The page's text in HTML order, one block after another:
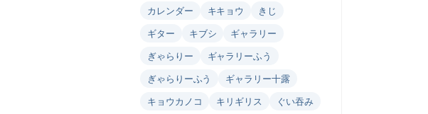
カレンダー
キキョウ
きじ
ギター
キブシ
ギャラリー
ぎゃらりー
ギャラリーふう
ぎゃらりーふう
ギャラリー十露
キョウカノコ
キリギリス
ぐい吞み